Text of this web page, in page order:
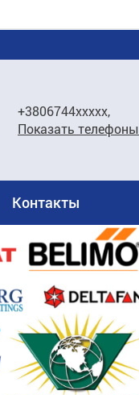
+3806744xxxxx,
Показать телефоны
Контакты